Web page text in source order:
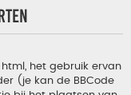
het gebruik ervan
(je kan de BBCode